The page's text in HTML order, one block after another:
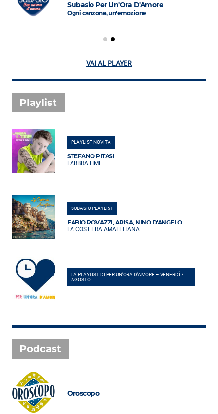
Subasio Per Un'Ora D'Amore
Ogni canzone, un'emozione
VAI AL PLAYER
Playlist
PLAYLIST NOVITÀ
STEFANO PITASI
LABBRA LIME
SUBASIO PLAYLIST
FABIO ROVAZZI, ARISA, NINO D'ANGELO
LA COSTIERA AMALFITANA
LA PLAYLIST DI PER UN’ORA D’AMORE – VENERDÌ 7
AGOSTO
Podcast
Oroscopo